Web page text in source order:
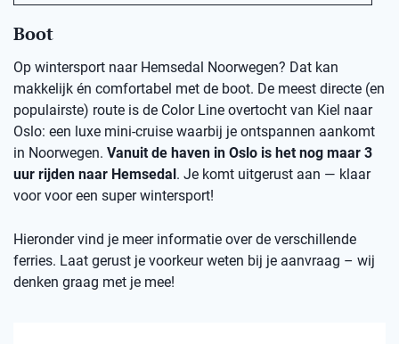
Boot
Op wintersport naar Hemsedal Noorwegen? Dat kan
makkelijk én comfortabel met de boot. De meest directe (en
populairste) route is de Color Line overtocht van Kiel naar
Oslo: een luxe mini-cruise waarbij je ontspannen aankomt
in Noorwegen. Vanuit de haven in Oslo is het nog maar 3
uur rijden naar Hemsedal. Je komt uitgerust aan — klaar
voor voor een super wintersport!
Hieronder vind je meer informatie over de verschillende
ferries. Laat gerust je voorkeur weten bij je aanvraag – wij
denken graag met je mee!